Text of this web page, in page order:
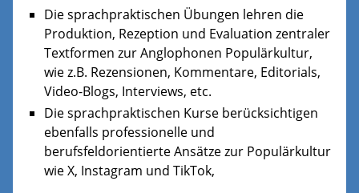
Die sprachpraktischen Übungen lehren die
Produktion, Rezeption und Evaluation zentraler
Textformen zur Anglophonen Populärkultur,
wie z.B. Rezensionen, Kommentare, Editorials,
Video-Blogs, Interviews, etc.
Die sprachpraktischen Kurse berücksichtigen
ebenfalls professionelle und
berufsfeldorientierte Ansätze zur Populärkultur
wie X, Instagram und TikTok,